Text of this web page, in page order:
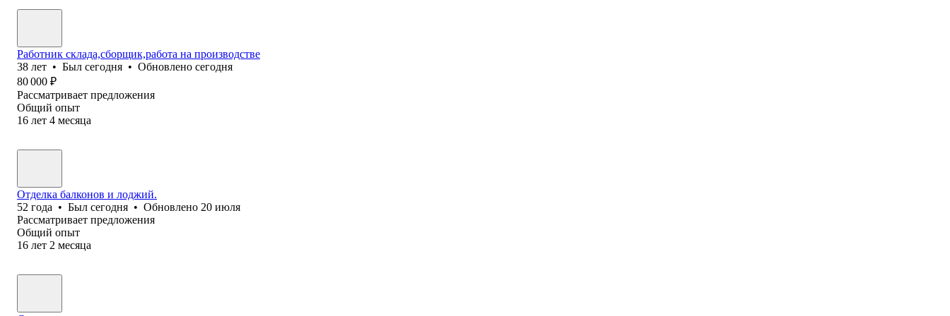
Работник склада,сборщик,работа на производстве
38 лет • Был сегодня • Обновлено сегодня
80 000 ₽
Рассматривает предложения
Общий опыт
16 лет 4 месяца
Отделка балконов и лоджий.
52 года • Был сегодня • Обновлено 20 июля
Рассматривает предложения
Общий опыт
16 лет 2 месяца